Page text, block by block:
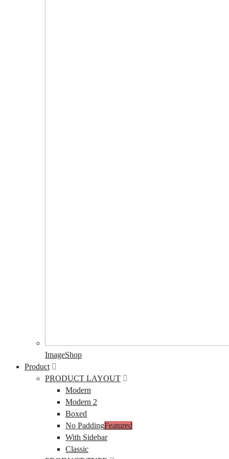
ImageShop
Product
PRODUCT LAYOUT
Modern
Modern 2
Boxed
No PaddingFeatured
With Sidebar
Classic